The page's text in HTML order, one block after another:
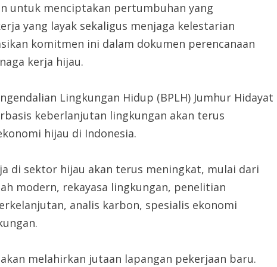
untuk menciptakan pertumbuhan yang
yang layak sekaligus menjaga kelestarian
komitmen ini dalam dokumen perencanaan
kerja hijau.
Lingkungan Hidup (BPLH) Jumhur Hidayat
keberlanjutan lingkungan akan terus
hijau di Indonesia.
di sektor hijau akan terus meningkat, mulai dari
modern, rekayasa lingkungan, penelitian
analis karbon, spesialis ekonomi
melahirkan jutaan lapangan pekerjaan baru.